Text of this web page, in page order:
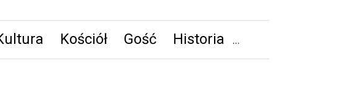
Kościół Gość Historia